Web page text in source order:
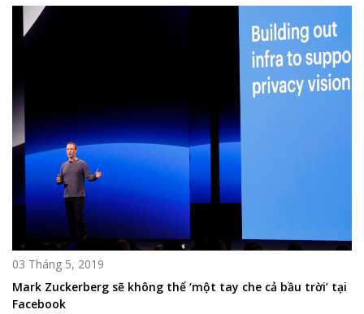
03 Tháng 5, 2019
Mark Zuckerberg sẽ không thể ‘một tay che cả bầu trời’ tại
Facebook